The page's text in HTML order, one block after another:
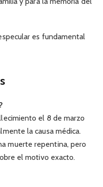
es fundamental
el 8 de marzo
la causa médica.
muerte repentina, pero
el motivo exacto.